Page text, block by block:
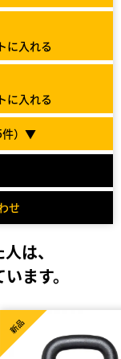
に入れる
に入れる
件）▼
せ
は、
ます。